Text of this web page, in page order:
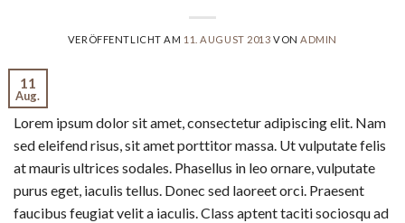
VERÖFFENTLICHT AM 11. AUGUST 2013 VONADMIN
11
Aug.
Lorem ipsum dolor sit amet, consectetur adipiscing elit. Nam
sed eleifend risus, sit amet porttitor massa. Ut vulputate felis
at mauris ultrices sodales. Phasellus in leo ornare, vulputate
purus eget, iaculis tellus. Donec sed laoreet orci. Praesent
faucibus feugiat velit a iaculis. Class aptent taciti sociosqu ad